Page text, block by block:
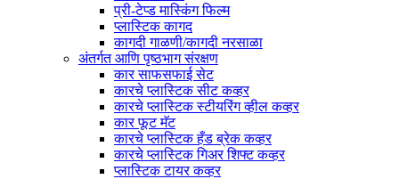
प्री-टेप्ड मास्किंग फिल्म
प्लास्टिक कागद
कागदी गाळणी/कागदी नरसाळा
अंतर्गत आणि पृष्ठभाग संरक्षण
कार साफसफाई सेट
कारचे प्लास्टिक सीट कव्हर
कारचे प्लास्टिक स्टीयरिंग व्हील कव्हर
कार फूट मॅट
कारचे प्लास्टिक हँड ब्रेक कव्हर
कारचे प्लास्टिक गिअर शिफ्ट कव्हर
प्लास्टिक टायर कव्हर